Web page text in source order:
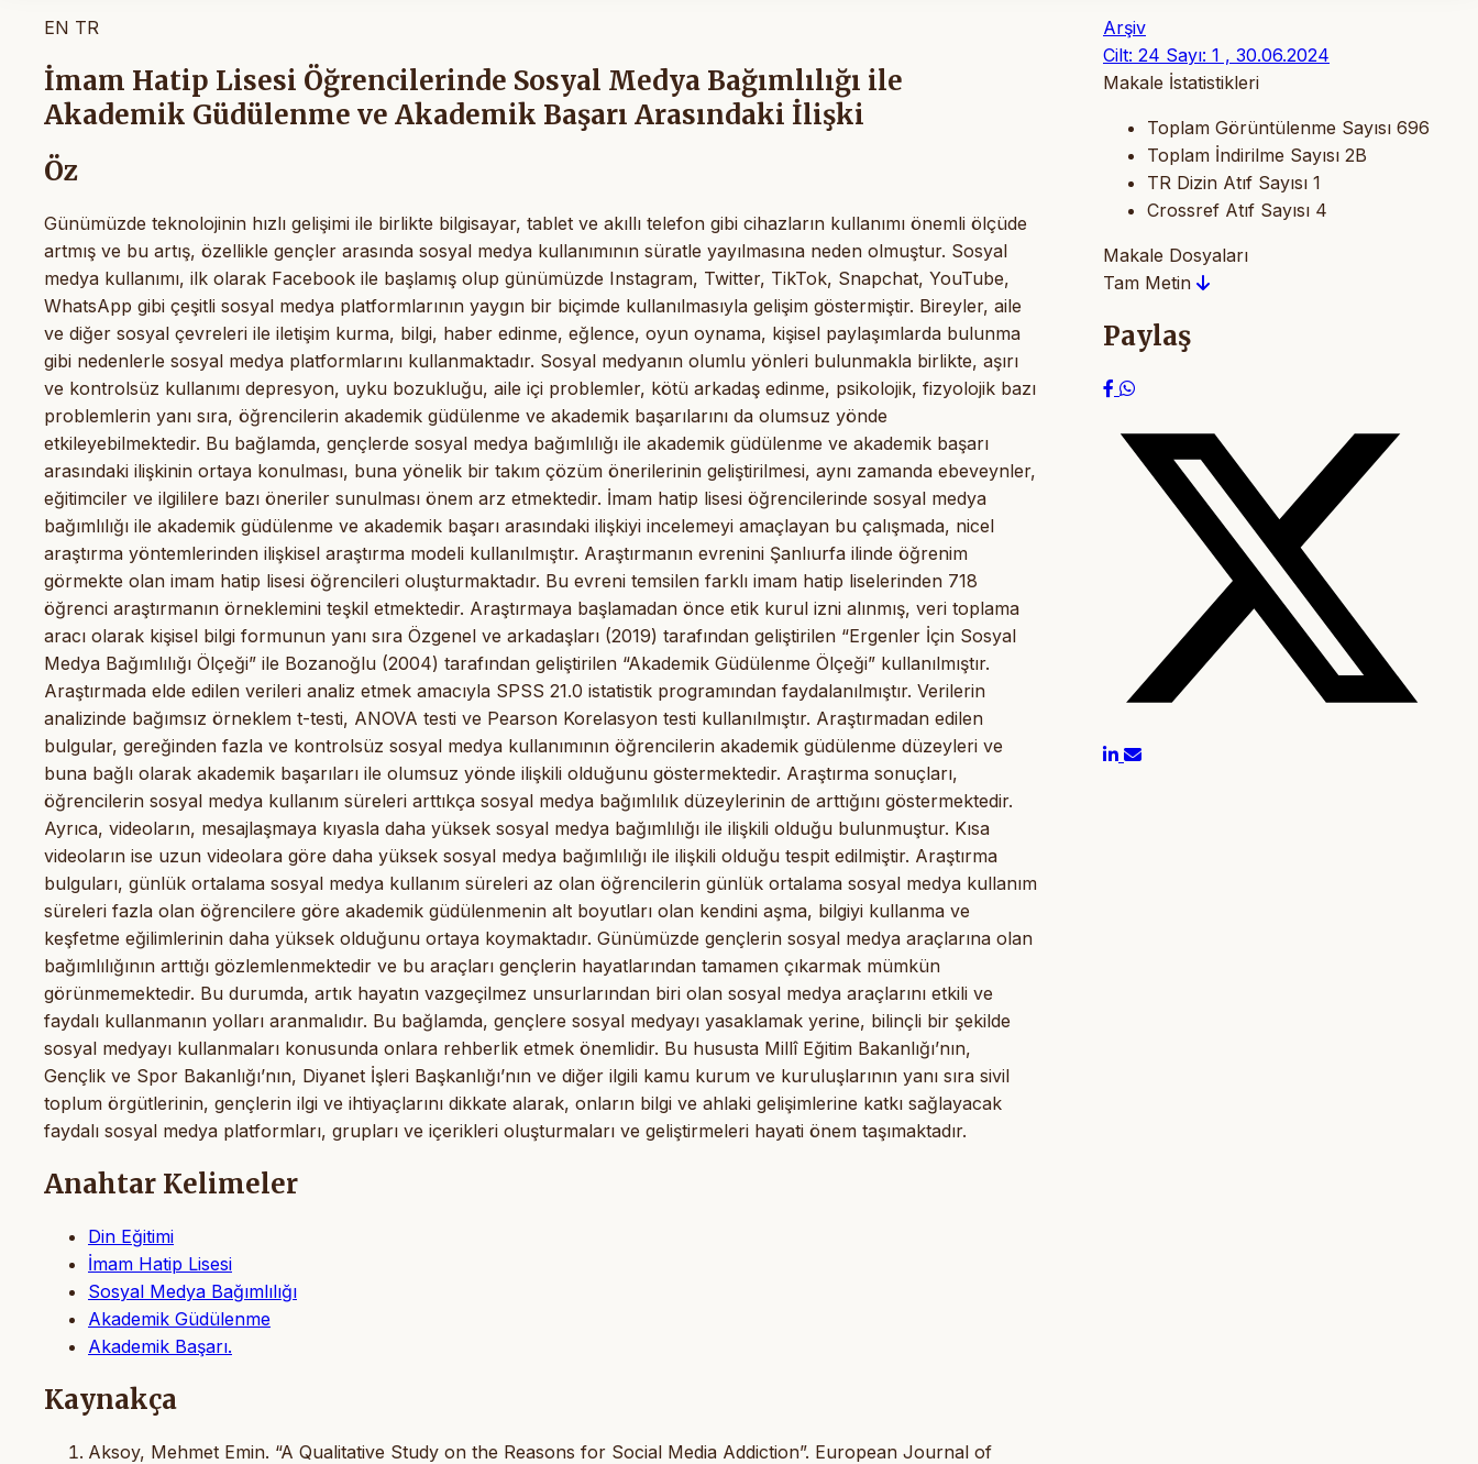
EN TR
İmam Hatip Lisesi Öğrencilerinde Sosyal Medya Bağımlılığı ile
Akademik Güdülenme ve Akademik Başarı Arasındaki İlişki
Öz
Günümüzde teknolojinin hızlı gelişimi ile birlikte bilgisayar, tablet ve akıllı telefon gibi cihazların kullanımı önemli ölçüde
artmış ve bu artış, özellikle gençler arasında sosyal medya kullanımının süratle yayılmasına neden olmuştur. Sosyal
medya kullanımı, ilk olarak Facebook ile başlamış olup günümüzde Instagram, Twitter, TikTok, Snapchat, YouTube,
WhatsApp gibi çeşitli sosyal medya platformlarının yaygın bir biçimde kullanılmasıyla gelişim göstermiştir. Bireyler, aile
ve diğer sosyal çevreleri ile iletişim kurma, bilgi, haber edinme, eğlence, oyun oynama, kişisel paylaşımlarda bulunma
gibi nedenlerle sosyal medya platformlarını kullanmaktadır. Sosyal medyanın olumlu yönleri bulunmakla birlikte, aşırı
ve kontrolsüz kullanımı depresyon, uyku bozukluğu, aile içi problemler, kötü arkadaş edinme, psikolojik, fizyolojik bazı
problemlerin yanı sıra, öğrencilerin akademik güdülenme ve akademik başarılarını da olumsuz yönde
etkileyebilmektedir. Bu bağlamda, gençlerde sosyal medya bağımlılığı ile akademik güdülenme ve akademik başarı
arasındaki ilişkinin ortaya konulması, buna yönelik bir takım çözüm önerilerinin geliştirilmesi, aynı zamanda ebeveynler,
eğitimciler ve ilgililere bazı öneriler sunulması önem arz etmektedir. İmam hatip lisesi öğrencilerinde sosyal medya
bağımlılığı ile akademik güdülenme ve akademik başarı arasındaki ilişkiyi incelemeyi amaçlayan bu çalışmada, nicel
araştırma yöntemlerinden ilişkisel araştırma modeli kullanılmıştır. Araştırmanın evrenini Şanlıurfa ilinde öğrenim
görmekte olan imam hatip lisesi öğrencileri oluşturmaktadır. Bu evreni temsilen farklı imam hatip liselerinden 718
öğrenci araştırmanın örneklemini teşkil etmektedir. Araştırmaya başlamadan önce etik kurul izni alınmış, veri toplama
aracı olarak kişisel bilgi formunun yanı sıra Özgenel ve arkadaşları (2019) tarafından geliştirilen “Ergenler İçin Sosyal
Medya Bağımlılığı Ölçeği” ile Bozanoğlu (2004) tarafından geliştirilen “Akademik Güdülenme Ölçeği” kullanılmıştır.
Araştırmada elde edilen verileri analiz etmek amacıyla SPSS 21.0 istatistik programından faydalanılmıştır. Verilerin
analizinde bağımsız örneklem t-testi, ANOVA testi ve Pearson Korelasyon testi kullanılmıştır. Araştırmadan edilen
bulgular, gereğinden fazla ve kontrolsüz sosyal medya kullanımının öğrencilerin akademik güdülenme düzeyleri ve
buna bağlı olarak akademik başarıları ile olumsuz yönde ilişkili olduğunu göstermektedir. Araştırma sonuçları,
öğrencilerin sosyal medya kullanım süreleri arttıkça sosyal medya bağımlılık düzeylerinin de arttığını göstermektedir.
Ayrıca, videoların, mesajlaşmaya kıyasla daha yüksek sosyal medya bağımlılığı ile ilişkili olduğu bulunmuştur. Kısa
videoların ise uzun videolara göre daha yüksek sosyal medya bağımlılığı ile ilişkili olduğu tespit edilmiştir. Araştırma
bulguları, günlük ortalama sosyal medya kullanım süreleri az olan öğrencilerin günlük ortalama sosyal medya kullanım
süreleri fazla olan öğrencilere göre akademik güdülenmenin alt boyutları olan kendini aşma, bilgiyi kullanma ve
keşfetme eğilimlerinin daha yüksek olduğunu ortaya koymaktadır. Günümüzde gençlerin sosyal medya araçlarına olan
bağımlılığının arttığı gözlemlenmektedir ve bu araçları gençlerin hayatlarından tamamen çıkarmak mümkün
görünmemektedir. Bu durumda, artık hayatın vazgeçilmez unsurlarından biri olan sosyal medya araçlarını etkili ve
faydalı kullanmanın yolları aranmalıdır. Bu bağlamda, gençlere sosyal medyayı yasaklamak yerine, bilinçli bir şekilde
sosyal medyayı kullanmaları konusunda onlara rehberlik etmek önemlidir. Bu hususta Millî Eğitim Bakanlığı’nın,
Gençlik ve Spor Bakanlığı’nın, Diyanet İşleri Başkanlığı’nın ve diğer ilgili kamu kurum ve kuruluşlarının yanı sıra sivil
toplum örgütlerinin, gençlerin ilgi ve ihtiyaçlarını dikkate alarak, onların bilgi ve ahlaki gelişimlerine katkı sağlayacak
faydalı sosyal medya platformları, grupları ve içerikleri oluşturmaları ve geliştirmeleri hayati önem taşımaktadır.
Anahtar Kelimeler
Din Eğitimi
İmam Hatip Lisesi
Sosyal Medya Bağımlılığı
Akademik Güdülenme
Akademik Başarı.
Kaynakça
Aksoy, Mehmet Emin. “A Qualitative Study on the Reasons for Social Media Addiction”. European Journal of
Arşiv
Cilt: 24 Sayı: 1 , 30.06.2024
Makale İstatistikleri
Toplam Görüntülenme Sayısı 696
Toplam İndirilme Sayısı 2B
TR Dizin Atıf Sayısı 1
Crossref Atıf Sayısı 4
Makale Dosyaları
Tam Metin
Paylaş